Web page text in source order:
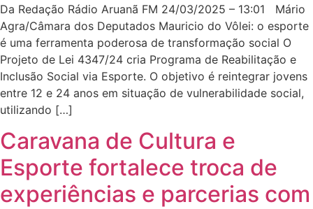
Da Redação Rádio Aruanã FM 24/03/2025 – 13:01 Mário
Agra/Câmara dos Deputados Mauricio do Vôlei: o esporte
é uma ferramenta poderosa de transformação social O
Projeto de Lei 4347/24 cria Programa de Reabilitação e
Inclusão Social via Esporte. O objetivo é reintegrar jovens
entre 12 e 24 anos em situação de vulnerabilidade social,
utilizando […]
Caravana de Cultura e
Esporte fortalece troca de
experiências e parcerias com